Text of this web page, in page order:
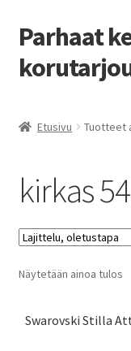
Siirry
navigointiin
Siirry
sisältöön
Parhaat
Etusivu Tuotteet
kirkas
Näytetään ainoa tulos
Swarovski Stilla